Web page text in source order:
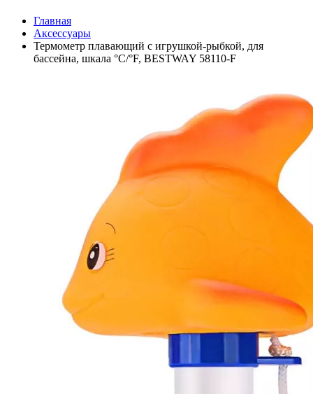
Главная
Аксессуары
Термометр плавающий с игрушкой-рыбкой, для
бассейна, шкала °C/°F, BESTWAY 58110-F